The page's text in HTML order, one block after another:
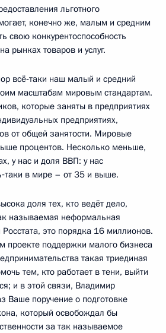
льготного
конечно же, малым и средним
свою конкурентоспособность
рынках товаров и услуг.
всё‑таки наш малый и средний
масштабам мировым стандартам.
которые заняты в предприятиях
предприятиях,
от общей занятости. Мировые
процентов. Несколько меньше,
у нас и доля ВВП: у нас
в мире – от 35 и выше.
доля тех, кто ведёт дело,
называемая неформальная
это порядка 16 миллионов.
проекте поддержки малого бизнеса
такая триединая
тем, кто работает в тени, выйти
и в этой связи, Владимир
Ваше поручение о подготовке
который освобождал бы
за так называемое